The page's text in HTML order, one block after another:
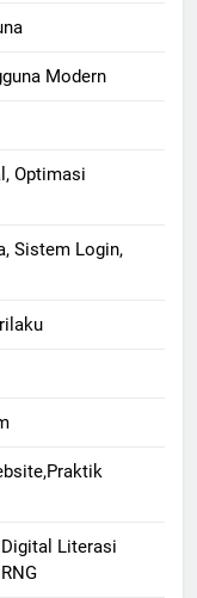
Modern
Optimasi
Sistem Login,
Literasi